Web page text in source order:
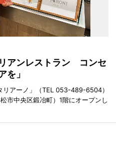
アンレストラン コンセ
を」
リアーノ」（TEL 053-489-6504）
市中央区鍛冶町）1階にオープンし